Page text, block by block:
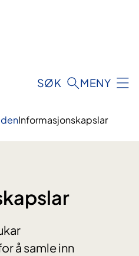
SØK MENY
Informasjonskapslar
å samle inn